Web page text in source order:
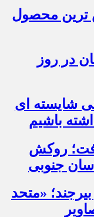
ترین محصول
در روز
شایسته ای
باشیم
روکش
۱۳ آبان در بیرجند؛ «متحد